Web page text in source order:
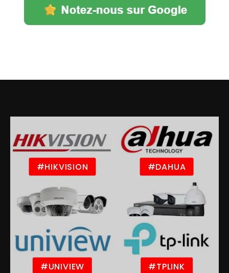
#HIKVISION #DAHUA
#UNIVIEW #TPLINK